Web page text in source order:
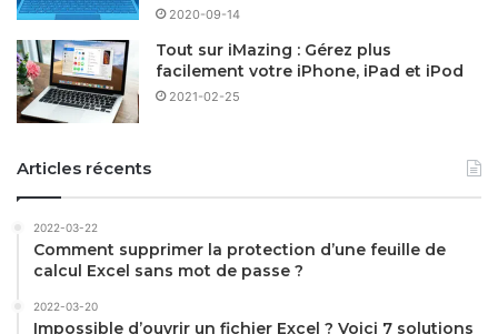
2020-09-14
Tout sur iMazing : Gérez plus
facilement votre iPhone, iPad et iPod
2021-02-25
Articles récents
2022-03-22
Comment supprimer la protection d’une feuille de
calcul Excel sans mot de passe ?
2022-03-20
Impossible d’ouvrir un fichier Excel ? Voici 7 solutions